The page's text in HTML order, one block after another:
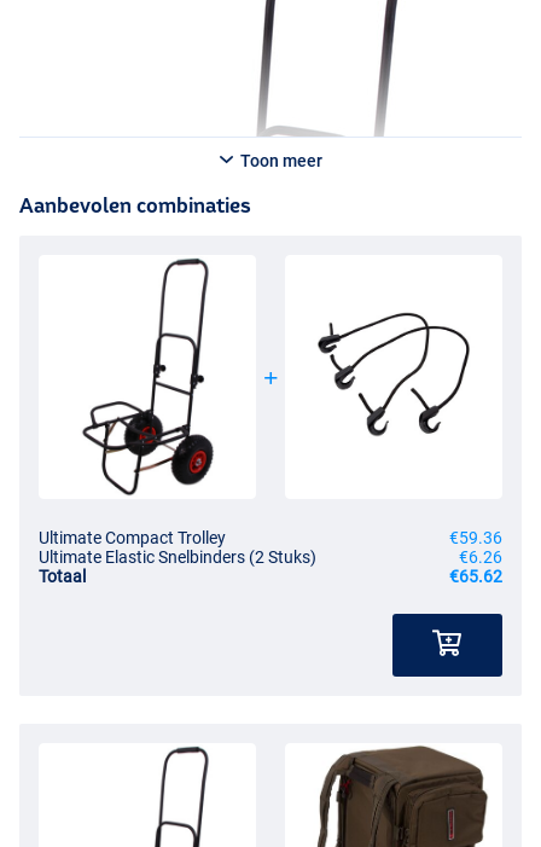
Toon meer
Aanbevolen combinaties
Ultimate Compact Trolley
€59.36
Ultimate Elastic Snelbinders (2 Stuks)
€6.26
Totaal
€65.62